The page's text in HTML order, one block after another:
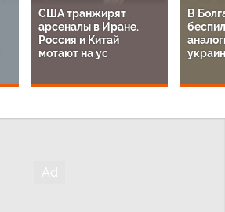
США транжирят
арсеналы в Иране.
Россия и Китай
мотают на ус
В